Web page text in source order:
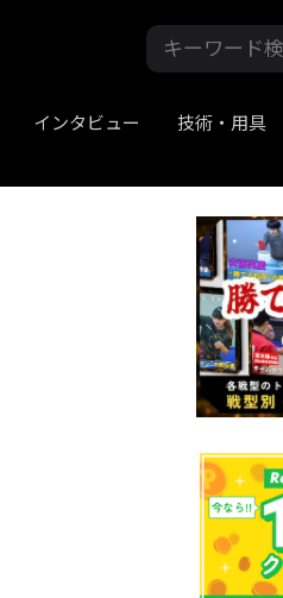
インタビュー 技術・用具